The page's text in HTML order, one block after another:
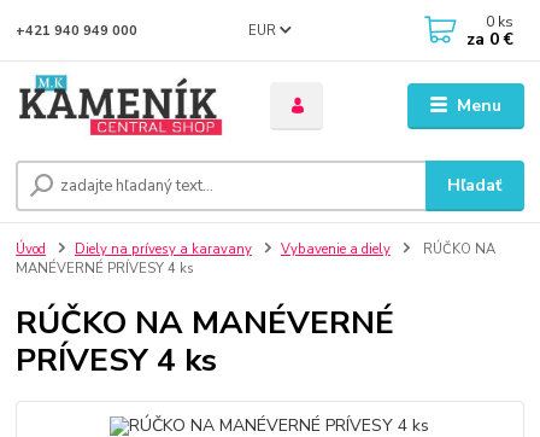
Menu
EUR
Hľadať
+421 940 949 000 0 ks
za 0 €
Úvod Diely na prívesy a karavany Vybavenie a diely
RÚČKO NA
MANÉVERNÉ PRÍVESY 4 ks
RÚČKO NA MANÉVERNÉ
PRÍVESY 4 ks